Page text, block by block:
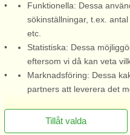
upp på en sluttande tomt, vilket
ger en fantastisk vy över
vattnet och skapar en lugn ...
från 12.846 SEK
Funktionella: Dessa
sökinställningar, t.ex.
etc.
Statistiska: Dessa
eftersom vi då kan veta
Marknadsföring: Dessa
partners att leverera det
Tillåt valda